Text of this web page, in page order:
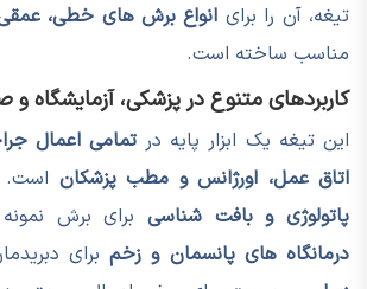
تیغه، آن را برای انواع برش های خطی،
مناسب ساخته است.
کاربردهای متنوع در پزشکی، آزمایشگاه
این تیغه یک ابزار پایه درتمامی اعمال
اتاق عمل، اورژانس و مطب پزشکان
پاتولوژی و بافت شناسی برای برش
درمانگاه های پانسمان و زخمبرای